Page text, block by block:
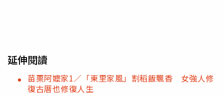
延伸閱讀
苗栗阿嬤家1／「東里家風」割稻飯飄香 女強人修
復古厝也修復人生